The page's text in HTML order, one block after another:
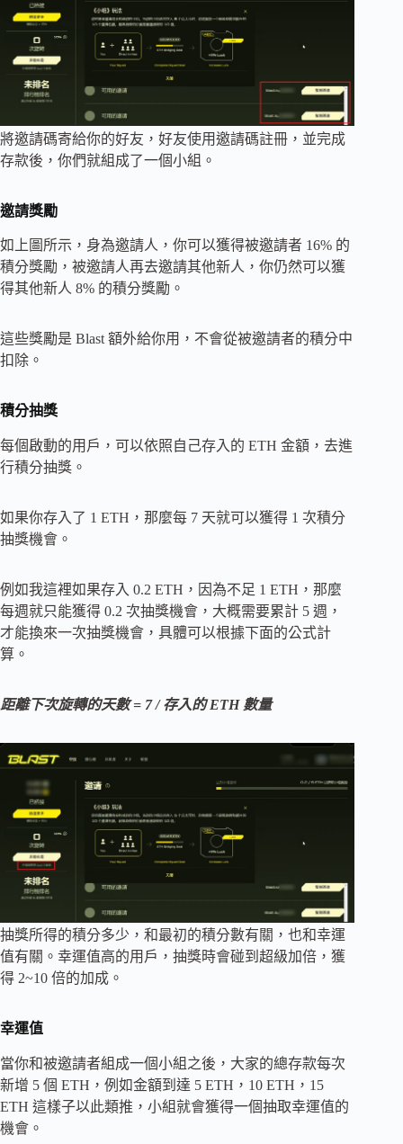
將邀請碼寄給你的好友，好友使用邀請碼註冊，並完成
存款後，你們就組成了一個小組。
邀請獎勵
如上圖所示，身為邀請人，你可以獲得被邀請者 16% 的
積分獎勵，被邀請人再去邀請其他新人，你仍然可以獲
得其他新人 8% 的積分獎勵。
這些獎勵是 Blast 額外給你用，不會從被邀請者的積分中
扣除。
積分抽獎
每個啟動的用戶，可以依照自己存入的 ETH 金額，去進
行積分抽獎。
如果你存入了 1 ETH，那麼每 7 天就可以獲得 1 次積分
抽獎機會。
例如我這裡如果存入 0.2 ETH，因為不足 1 ETH，那麼
每週就只能獲得 0.2 次抽獎機會，大概需要累計 5 週，
才能換來一次抽獎機會，具體可以根據下面的公式計
算。
距離下次旋轉的天數 = 7 / 存入的 ETH 數量
抽獎所得的積分多少，和最初的積分數有關，也和幸運
值有關。幸運值高的用戶，抽獎時會碰到超級加倍，獲
得 2~10 倍的加成。
幸運值
當你和被邀請者組成一個小組之後，大家的總存款每次
新增 5 個 ETH，例如金額到達 5 ETH，10 ETH，15
ETH 這樣子以此類推，小組就會獲得一個抽取幸運值的
機會。